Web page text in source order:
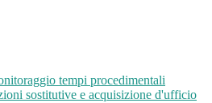
tempi procedimentali
sostitutive e acquisizione d'ufficio